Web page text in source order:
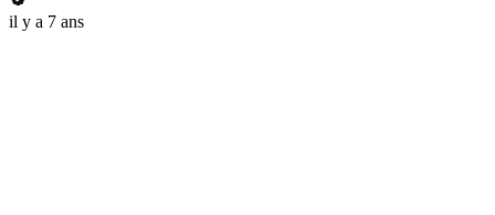
il y a 7 ans